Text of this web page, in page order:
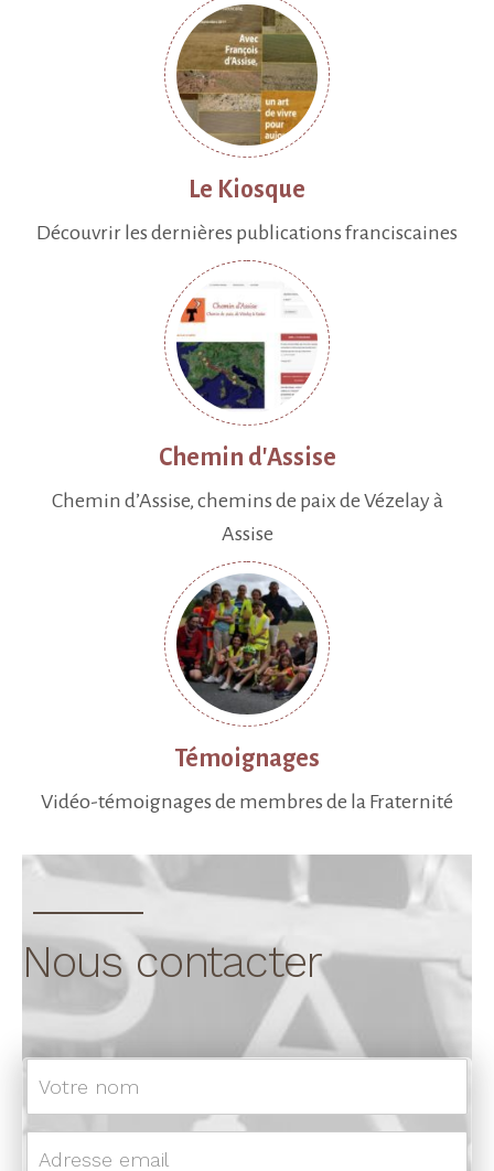
Le Kiosque
Découvrir les dernières publications franciscaines
Chemin d'Assise
Chemin d’Assise, chemins de paix de Vézelay à
Assise
Témoignages
Vidéo-témoignages de membres de la Fraternité
Nous contacter